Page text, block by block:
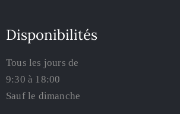
Disponibilités
Tous les jours de
9:30 à 18:00
Sauf le dimanche